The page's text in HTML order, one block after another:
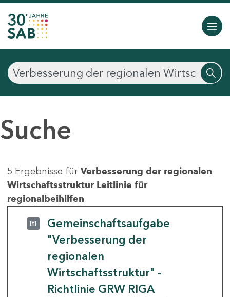
Suche
5 Ergebnisse für Verbesserung der regionalen
Wirtschaftsstruktur Leitlinie für
regionalbeihilfen
Gemeinschaftsaufgabe
"Verbesserung der
regionalen
Wirtschaftsstruktur" -
Richtlinie GRW RIGA